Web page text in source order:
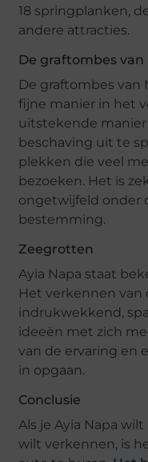
18 springplanken,
andere attracties.
De graftombes van
De graftombes van
fijne manier in het
uitstekende
beschaving uit te
plekken die veel
bezoeken. Het is
ongetwijfeld onder
bestemming.
Zeegrotten
Ayia Napa staat
Het verkennen van
indrukwekkend,
ideeën met zich
van de ervaring en
in opgaan.
Conclusie
Als je Ayia Napa
wilt verkennen, is